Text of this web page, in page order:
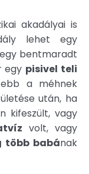
akadályai is
lehet egy
bentmaradt
egy pisivel teli
a méhnek
után, ha
kifeszült, vagy
volt, vagy
több babának